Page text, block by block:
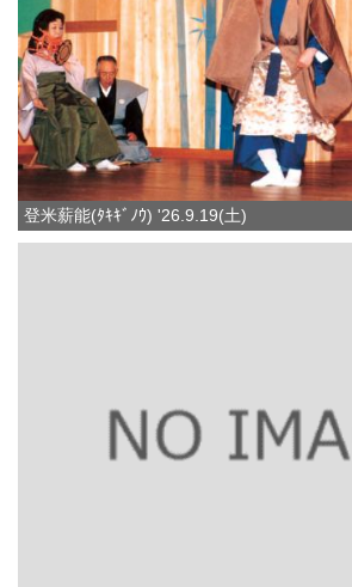
登米薪能(ﾀｷｷﾞﾉｳ) '26.9.19(土)